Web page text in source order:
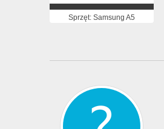
Sprzęt: Samsung A5